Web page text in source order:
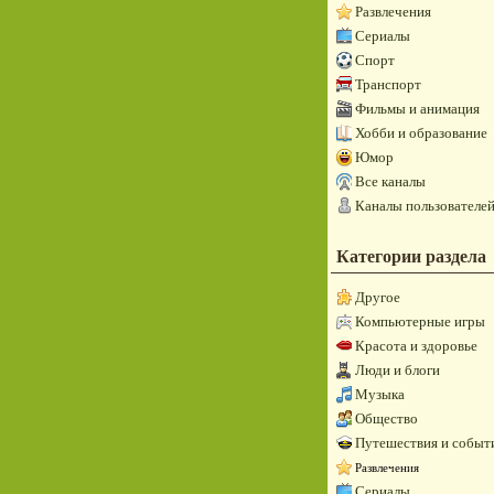
Развлечения
Сериалы
Спорт
Транспорт
Фильмы и анимация
Хобби и образование
Юмор
Все каналы
Каналы пользователей
Категории раздела
Другое
Компьютерные игры
Красота и здоровье
Люди и блоги
Музыка
Общество
Путешествия и
Развлечения